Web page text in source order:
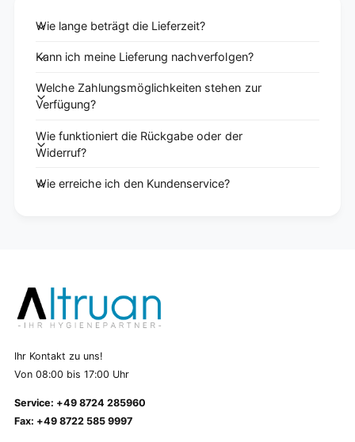
Wie lange beträgt die Lieferzeit?
Kann ich meine Lieferung nachverfolgen?
Welche Zahlungsmöglichkeiten stehen zur
Verfügung?
Wie funktioniert die Rückgabe oder der
Widerruf?
Wie erreiche ich den Kundenservice?
Ihr Kontakt zu uns!
Von 08:00 bis 17:00 Uhr
Service: +49 8724 285960
Fax: +49 8722 585 9997